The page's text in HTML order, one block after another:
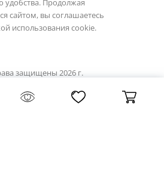
удобства. Продолжая
сайтом, вы соглашаетесь
использования cookie.
защищены 2026 г.